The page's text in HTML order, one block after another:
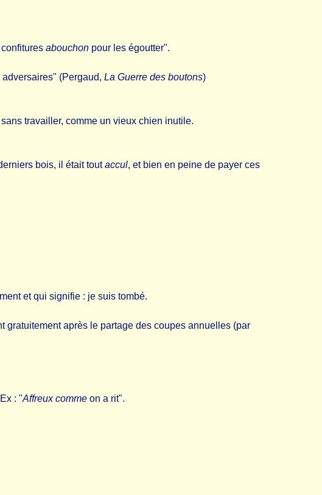
abouchon pour les égoutter".
(Pergaud, La Guerre des boutons)
travailler, comme un vieux chien inutile.
bois, il était toutaccul, et bien en peine de payer ces
et qui signifie : je suis tombé.
gratuitement après le partage des coupes annuelles (par
: "Affreux comme on a rit".